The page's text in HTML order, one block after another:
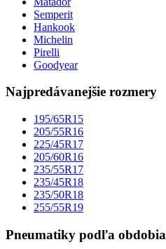
Semperit
Hankook
Michelin
Pirelli
Goodyear
Najpredávanejšie rozmery
195/65R15
205/55R16
225/45R17
205/60R16
235/55R17
235/45R18
235/50R18
255/55R19
Pneumatiky podľa obdobia